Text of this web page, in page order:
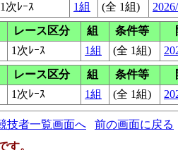
1次ﾚｰｽ 1組 (全 1組)
レース区分 組 条件等
1次ﾚｰｽ 1組 (全 1組)
レース区分 組 条件等
1次ﾚｰｽ 1組 (全 1組)
技者一覧画面へ
前の画面に戻る
す。